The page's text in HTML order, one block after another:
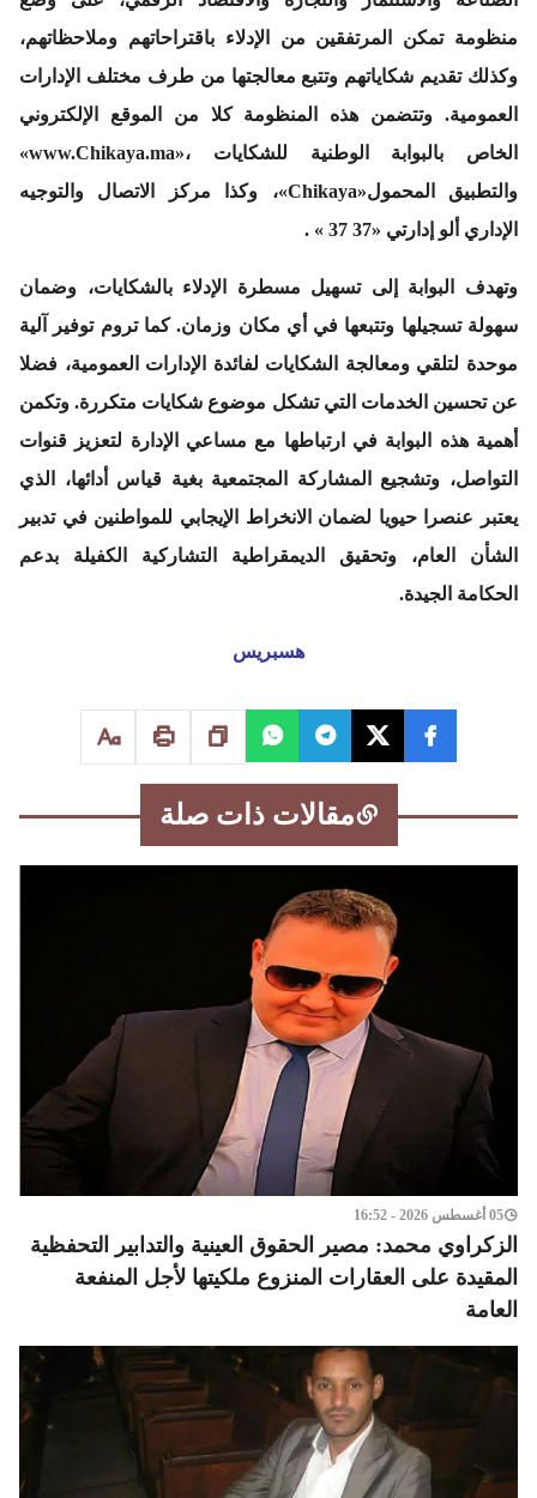
منظومة تمكن المرتفقين من الإدلاء باقتراحاتهم وملاحظاتهم،
وكذلك تقديم شكاياتهم وتتبع معالجتها من طرف مختلف الإدارات
العمومية. وتتضمن هذه المنظومة كلا من الموقع الإلكتروني
الخاص بالبوابة الوطنية للشكايات ،«www.Chikaya.ma»
والتطبيق المحمول«Chikaya»، وكذا مركز الاتصال والتوجيه
الإداري ألو إدارتي «37 37 » .
وتهدف البوابة إلى تسهيل مسطرة الإدلاء بالشكايات، وضمان
سهولة تسجيلها وتتبعها في أي مكان وزمان. كما تروم توفير آلية
موحدة لتلقي ومعالجة الشكايات لفائدة الإدارات العمومية، فضلا
عن تحسين الخدمات التي تشكل موضوع شكايات متكررة. وتكمن
أهمية هذه البوابة في ارتباطها مع مساعي الإدارة لتعزيز قنوات
التواصل، وتشجيع المشاركة المجتمعية بغية قياس أدائها، الذي
يعتبر عنصرا حيويا لضمان الانخراط الإيجابي للمواطنين في تدبير
الشأن العام، وتحقيق الديمقراطية التشاركية الكفيلة بدعم
الحكامة الجيدة.
هسبريس
مقالات ذات صلة
05 أغسطس 2026 - 16:52
الزكراوي محمد: مصير الحقوق العينية والتدابير التحفظية
المقيدة على العقارات المنزوع ملكيتها لأجل المنفعة
العامة